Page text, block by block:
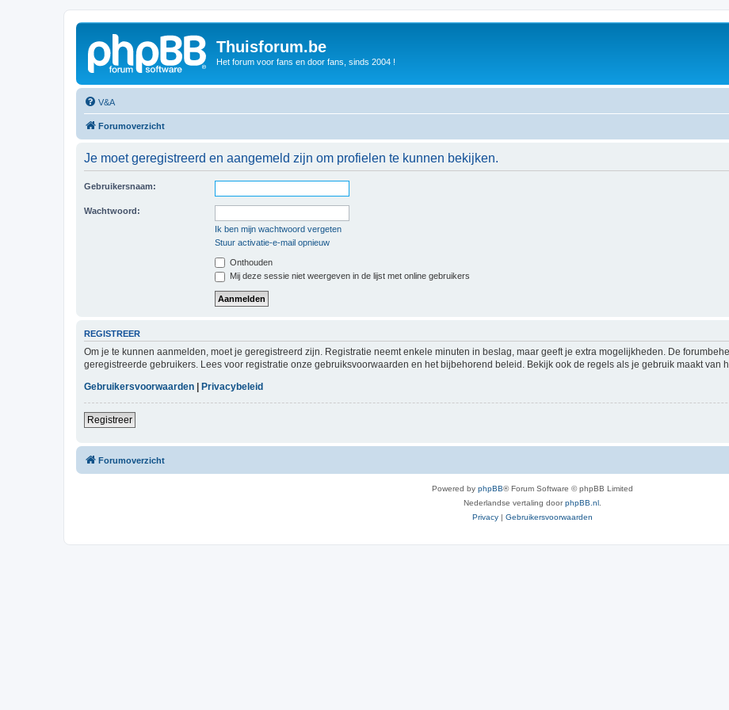
Thuisforum.be
Het forum voor fans en door fans, sinds 2004 !
V&A
Forumoverzicht
Je moet geregistreerd en aangemeld zijn om profielen te kunnen bekijken.
Gebruikersnaam:
Wachtwoord:
Ik ben mijn wachtwoord vergeten
Stuur activatie-e-mail opnieuw
Onthouden
Mij deze sessie niet weergeven in de lijst met online gebruikers
REGISTREER
Om je te kunnen aanmelden, moet je geregistreerd zijn. Registratie neemt enkele minuten in beslag, maar geeft je extra mogelijkheden. De
geregistreerde gebruikers. Lees voor registratie onze gebruiksvoorwaarden en het bijbehorend beleid. Bekijk ook de regels als je gebruik maakt van
Gebruikersvoorwaarden
Privacybeleid
Registreer
Forumoverzicht
Powered by phpBB® Forum Software © phpBB Limited
Nederlandse vertaling doorphpBB.nl.
Privacy | Gebruikersvoorwaarden